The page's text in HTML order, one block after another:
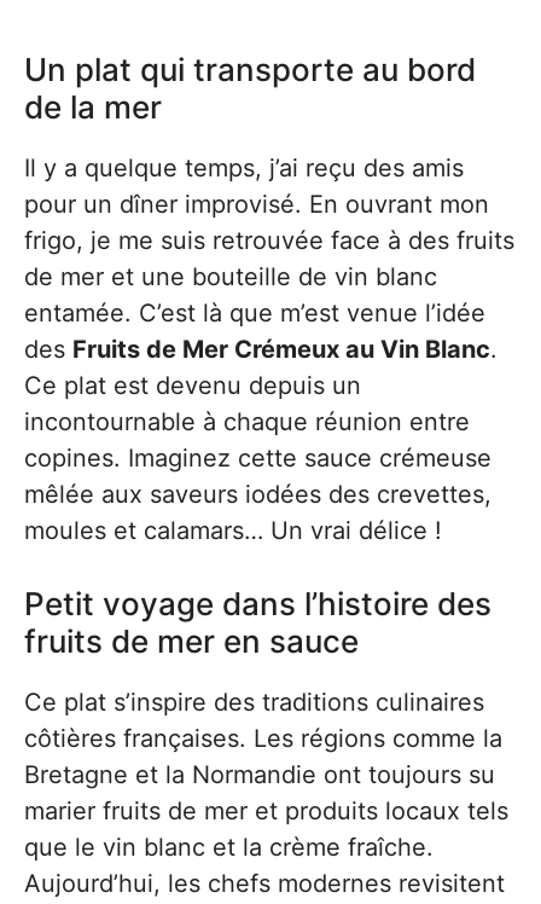
Un plat qui transporte au bord
de la mer
Il y a quelque temps, j’ai reçu des amis
pour un dîner improvisé. En ouvrant mon
frigo, je me suis retrouvée face à des fruits
de mer et une bouteille de vin blanc
entamée. C’est là que m’est venue l’idée
des Fruits de Mer Crémeux au Vin Blanc.
Ce plat est devenu depuis un
incontournable à chaque réunion entre
copines. Imaginez cette sauce crémeuse
mêlée aux saveurs iodées des crevettes,
moules et calamars… Un vrai délice !
Petit voyage dans l’histoire des
fruits de mer en sauce
Ce plat s’inspire des traditions culinaires
côtières françaises. Les régions comme la
Bretagne et la Normandie ont toujours su
marier fruits de mer et produits locaux tels
que le vin blanc et la crème fraîche.
Aujourd’hui, les chefs modernes revisitent